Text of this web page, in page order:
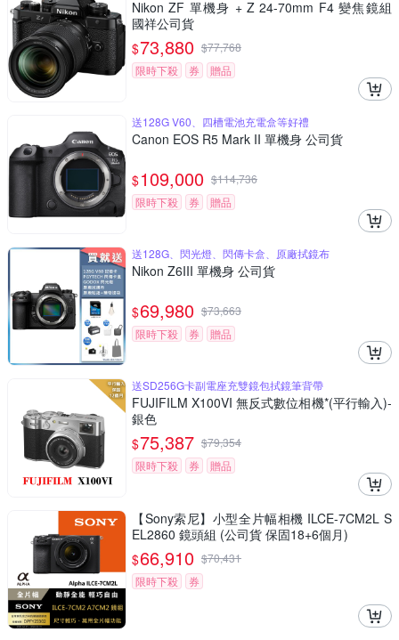
Nikon ZF 單機身 + Z 24-70mm F4 變焦鏡組
國祥公司貨
$73,880 $77,768
限時下殺
券 贈品
送128G V60、四槽電池充電盒等好禮
Canon EOS R5 Mark II 單機身 公司貨
$109,000 $114,736
限時下殺
券 贈品
送128G、閃光燈、閃傳卡盒、原廠拭鏡布
Nikon Z6III 單機身 公司貨
$69,980 $73,663
限時下殺
券 贈品
送SD256G卡副電座充雙鏡包拭鏡筆背帶
FUJIFILM X100VI 無反式數位相機*(平行輸入)-
銀色
$75,387 $79,354
限時下殺
券 贈品
【Sony索尼】小型全片幅相機 ILCE-7CM2L S
EL2860 鏡頭組 (公司貨 保固18+6個月)
$66,910 $70,431
限時下殺
券